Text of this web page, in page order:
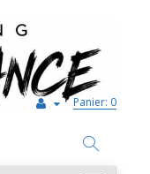
Panier: 0